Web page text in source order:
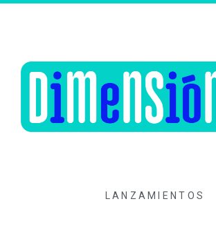
LANZAMIENTOS